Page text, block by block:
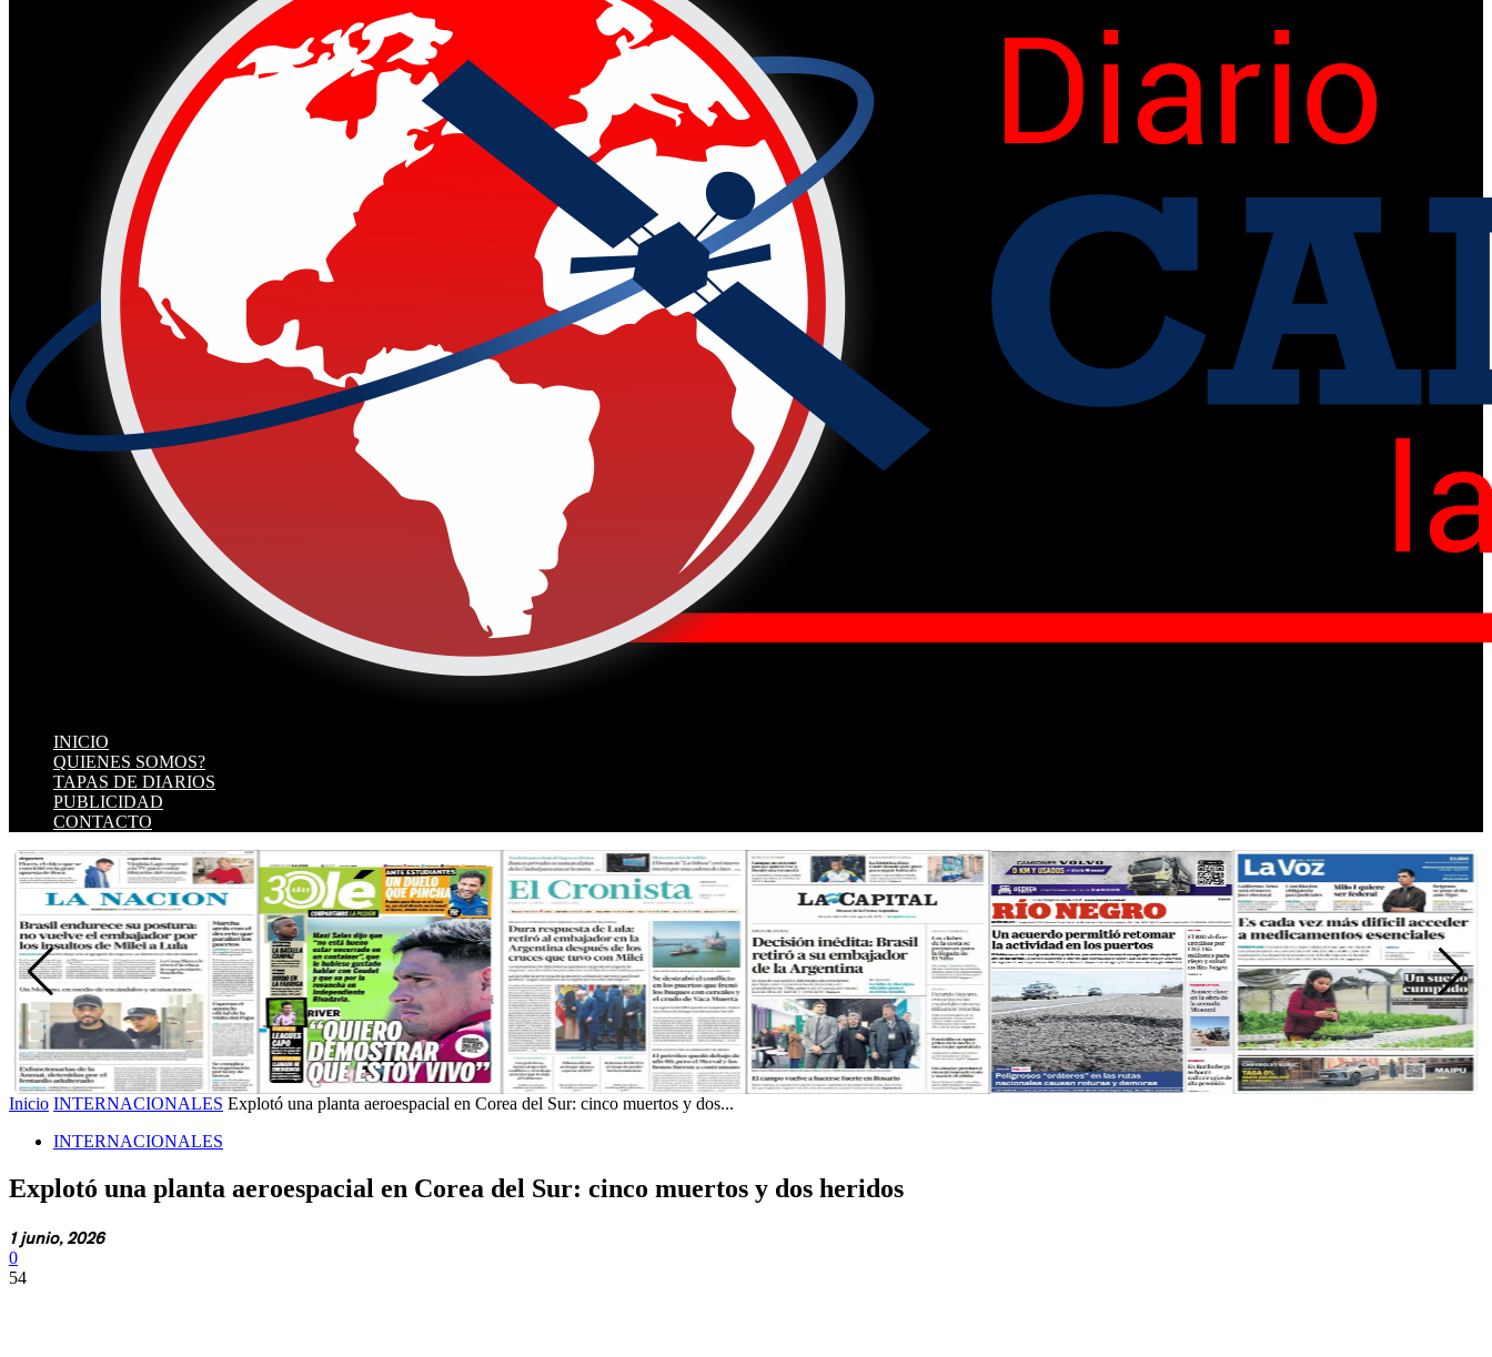
INICIO
QUIENES SOMOS?
TAPAS DE DIARIOS
PUBLICIDAD
CONTACTO
Inicio INTERNACIONALES Explotó una planta aeroespacial en Corea del Sur: cinco muertos y dos...
INTERNACIONALES
Explotó una planta aeroespacial en Corea del Sur: cinco muertos y dos heridos
1 junio, 2026
0
54